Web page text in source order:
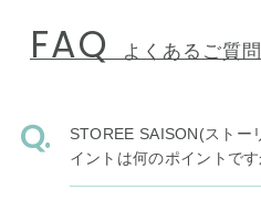
FAQ よくあるご質問
STOREE SAISON(ストー
イントは何のポイントです